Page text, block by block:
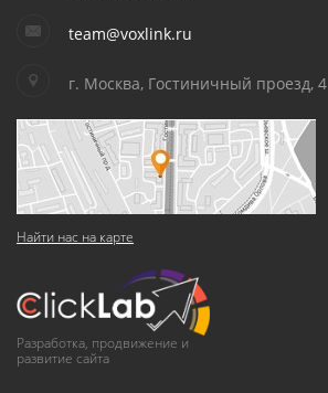
team@voxlink.ru
г. Москва, Гостиничный проезд, 4
Найти нас на карте
Разработка, продвижение и
развитие сайта